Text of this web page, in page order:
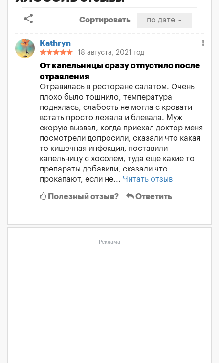
share
Сортировать по дате
Kathryn
18 августа, 2021 год
От капельницы сразу отпустило после
отравления
Отравилась в ресторане салатом. Очень
плохо было тошнило, температура
поднялась, слабость не могла с кровати
встать просто лежала и блевала. Муж
скорую вызвал, когда приехал доктор меня
посмотрели допросили, сказали что какая
то кишечная инфекция, поставили
капельницу с хосолем, туда еще какие то
препараты добавили, сказали что
прокапают, если не... Читать отзыв
Полезный отзыв? Ответить
Реклама